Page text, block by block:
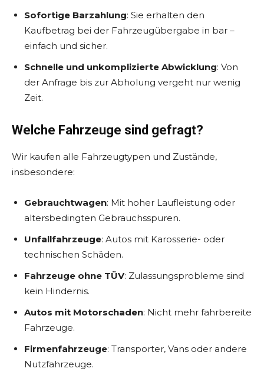
Sofortige Barzahlung: Sie erhalten den
Kaufbetrag bei der Fahrzeugübergabe in bar –
einfach und sicher.
Schnelle und unkomplizierte Abwicklung: Von
der Anfrage bis zur Abholung vergeht nur wenig
Zeit.
Welche Fahrzeuge sind gefragt?
Wir kaufen alle Fahrzeugtypen und Zustände,
insbesondere:
Gebrauchtwagen: Mit hoher Laufleistung oder
altersbedingten Gebrauchsspuren.
Unfallfahrzeuge: Autos mit Karosserie- oder
technischen Schäden.
Fahrzeuge ohne TÜV: Zulassungsprobleme sind
kein Hindernis.
Autos mit Motorschaden: Nicht mehr fahrbereite
Fahrzeuge.
Firmenfahrzeuge: Transporter, Vans oder andere
Nutzfahrzeuge.